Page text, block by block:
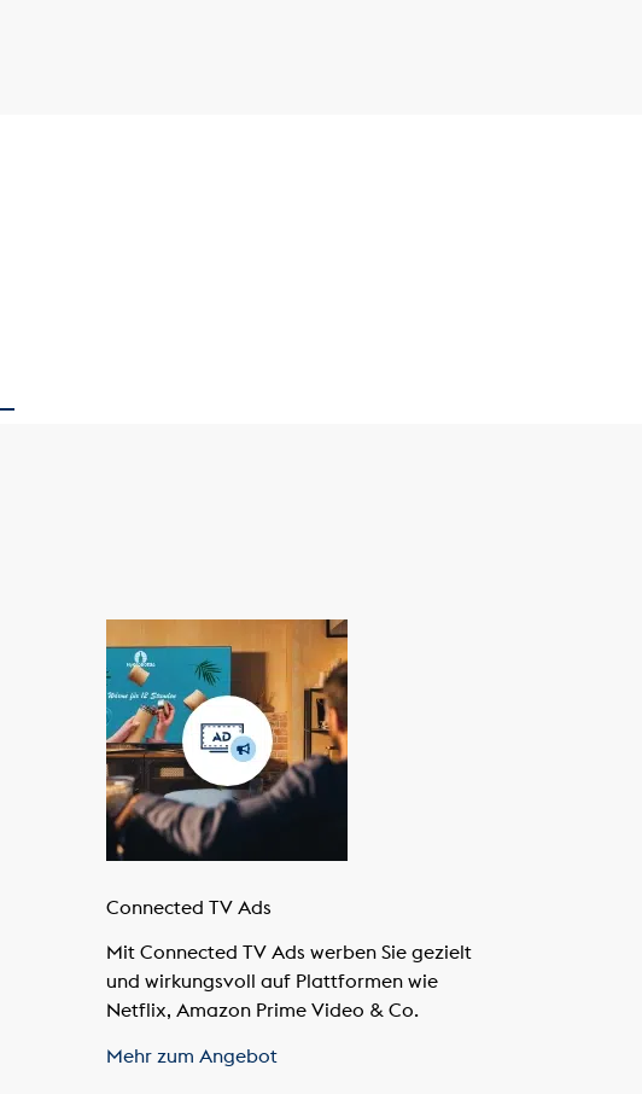
Connected TV Ads
Mit Connected TV Ads werben Sie gezielt
und wirkungsvoll auf Plattformen wie
Netflix, Amazon Prime Video & Co.
Mehr zum Angebot